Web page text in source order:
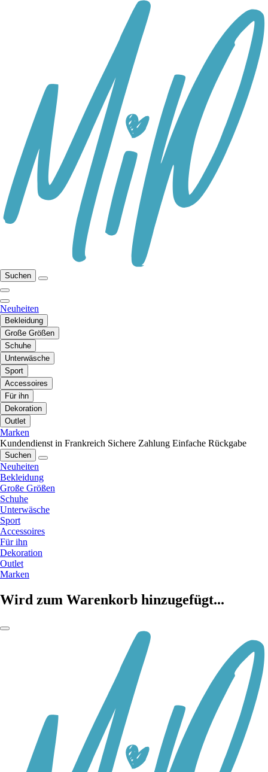
Suchen
Neuheiten
Bekleidung
Große Größen
Schuhe
Unterwäsche
Sport
Accessoires
Für ihn
Dekoration
Outlet
Marken
Kundendienst in Frankreich Sichere Zahlung Einfache Rückgabe
Suchen
Neuheiten
Bekleidung
Große Größen
Schuhe
Unterwäsche
Sport
Accessoires
Für ihn
Dekoration
Outlet
Marken
Wird zum Warenkorb hinzugefügt...